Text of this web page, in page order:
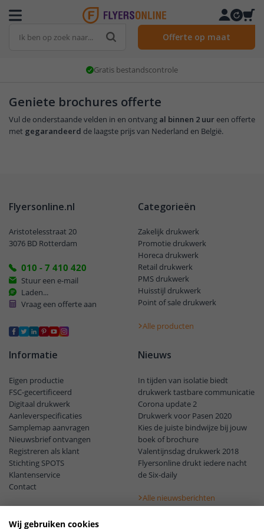
Offerte op maat
Gratis bestandscontrole
Geniete brochures offerte
Vul de onderstaande velden in en ontvang al binnen 2 uur een offerte
met gegarandeerd de laagste prijs van Nederland en België.
Flyersonline.nl
Aristotelesstraat 20
3076 BD Rotterdam
010 - 7 410 420
Stuur een e-mail
Laden...
Vraag een offerte aan
Categorieën
Zakelijk drukwerk
Promotie drukwerk
Horeca drukwerk
Retail drukwerk
PMS drukwerk
Huisstijl drukwerk
Point of sale drukwerk
Alle producten
Informatie
Eigen productie
FSC-gecertificeerd
Digitaal drukwerk
Aanleverspecificaties
Samplemap aanvragen
Nieuwsbrief ontvangen
Registreren als klant
Stichting SPOTS
Klantenservice
Contact
Nieuws
In tijden van isolatie biedt
drukwerk tastbare communicatie
Corona update 2
Drukwerk voor Pasen 2020
Kies de juiste bindwijze bij jouw
boek of brochure
Valentijnsdag drukwerk 2018
Flyersonline drukt iedere nacht
de Six-daily
Alle nieuwsberichten
Wij gebruiken cookies